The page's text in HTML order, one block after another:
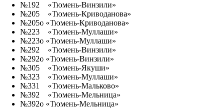
№192 «Тюмень-Винзили»
№205 «Тюмень-Криводанова»
№205о «Тюмень-Криводанова»
№223 «Тюмень-Муллаши»
№223о «Тюмень-Муллаши»
№292 «Тюмень-Винзили»
№292о «Тюмень-Винзили»
№305 «Тюмень-Якуши»
№323 «Тюмень-Муллаши»
№331 «Тюмень-Мальково»
№392 «Тюмень-Мельница»
№392о «Тюмень-Мельница»